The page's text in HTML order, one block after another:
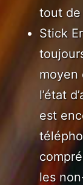
tout
Stick
moyen
l’état
est
les